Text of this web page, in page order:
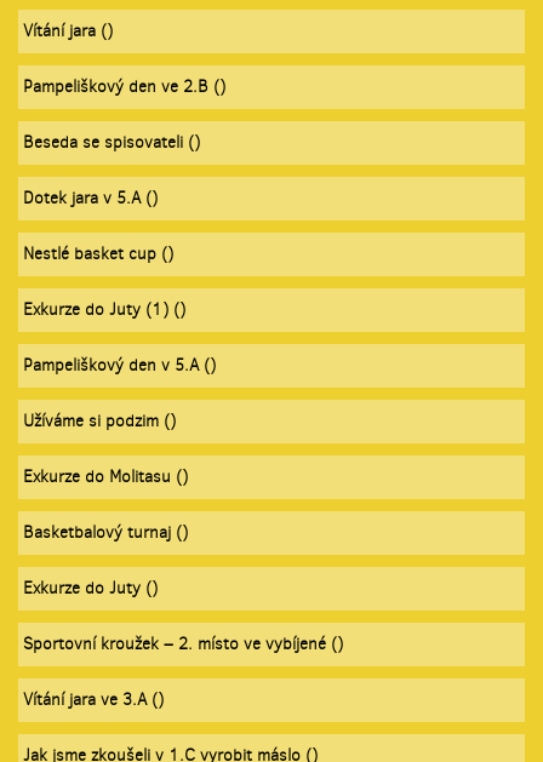
Vítání jara ()
Pampeliškový den ve 2.B ()
Beseda se spisovateli ()
Dotek jara v 5.A ()
Nestlé basket cup ()
Exkurze do Juty (1) ()
Pampeliškový den v 5.A ()
Užíváme si podzim ()
Exkurze do Molitasu ()
Basketbalový turnaj ()
Exkurze do Juty ()
Sportovní kroužek – 2. místo ve vybíjené ()
Vítání jara ve 3.A ()
Jak jsme zkoušeli v 1.C vyrobit máslo ()